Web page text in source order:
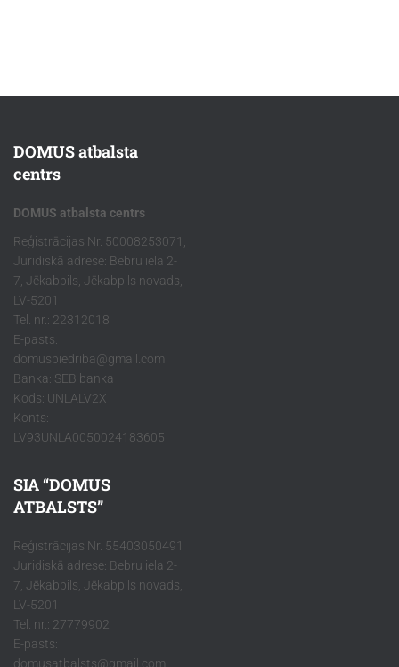
DOMUS atbalsta
centrs
DOMUS atbalsta centrs
Reģistrācijas Nr. 50008253071,
Juridiskā adrese: Bebru iela 2-
7, Jēkabpils, Jēkabpils novads,
LV-5201
Tel. nr.: 22312018
E-pasts:
domusbiedriba@gmail.com
Banka: SEB banka
Kods: UNLALV2X
Konts:
LV93UNLA0050024183605
SIA “DOMUS
ATBALSTS”
Reģistrācijas Nr. 55403050491
Juridiskā adrese: Bebru iela 2-
7, Jēkabpils, Jēkabpils novads,
LV-5201
Tel. nr.: 27779902
E-pasts:
domusatbalsts@gmail.com